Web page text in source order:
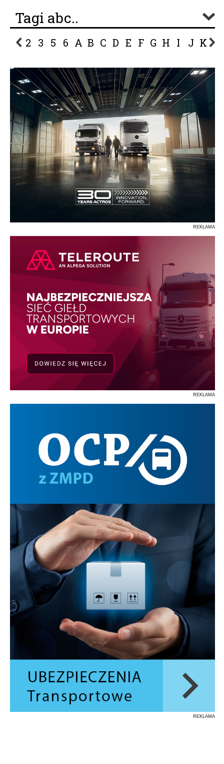
Tagi abc..
2 3 5 6 A B C D E F G H I J K L
REKLAMA
REKLAMA
REKLAMA